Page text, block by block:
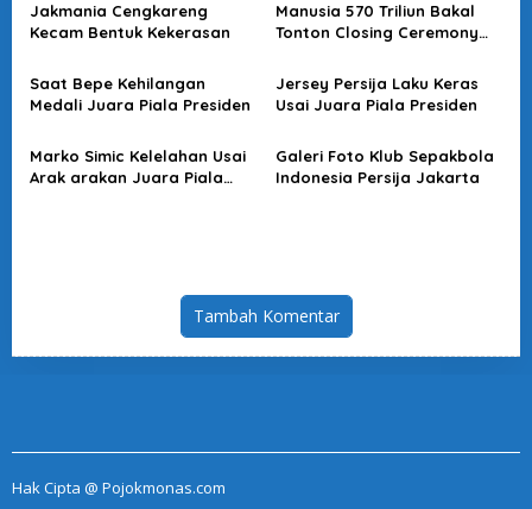
Jakmania Cengkareng
Kecam Bentuk Kekerasan
Manusia 570 Triliun Bakal
Tonton Closing Ceremony
Saat Bepe Kehilangan
Medali Juara Piala Presiden
Jersey Persija Laku Keras
Usai Juara Piala Presiden
Marko Simic Kelelahan Usai
Arak arakan Juara Piala
Galeri Foto Klub Sepakbola
Indonesia Persija Jakarta
Tambah Komentar
Hak Cipta @ Pojokmonas.com